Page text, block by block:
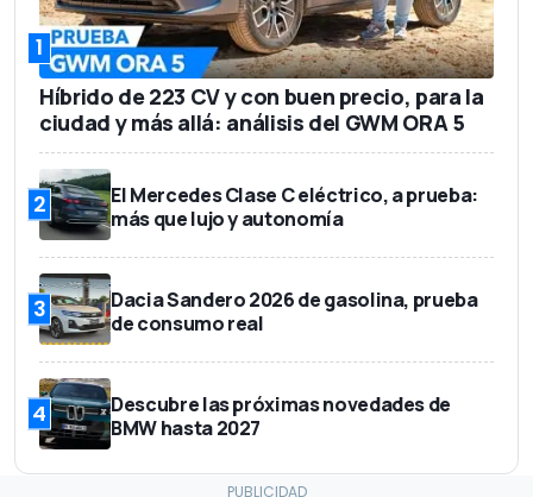
1
Híbrido de 223 CV y con buen precio, para la
ciudad y más allá: análisis del GWM ORA 5
2
El Mercedes Clase C eléctrico, a prueba:
más que lujo y autonomía
3
Dacia Sandero 2026 de gasolina, prueba
de consumo real
4
Descubre las próximas novedades de
BMW hasta 2027